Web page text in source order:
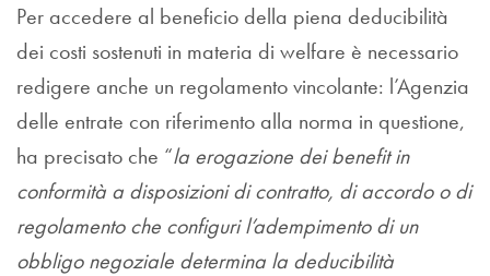
Per accedere al beneficio della piena deducibilità
dei costi sostenuti in materia di welfare è necessario
redigere anche un regolamento vincolante: l’Agenzia
delle entrate con riferimento alla norma in questione,
ha precisato che “la erogazione dei benefit in
conformità a disposizioni di contratto, di accordo o di
regolamento che configuri l’adempimento di un
obbligo negoziale determina la deducibilità